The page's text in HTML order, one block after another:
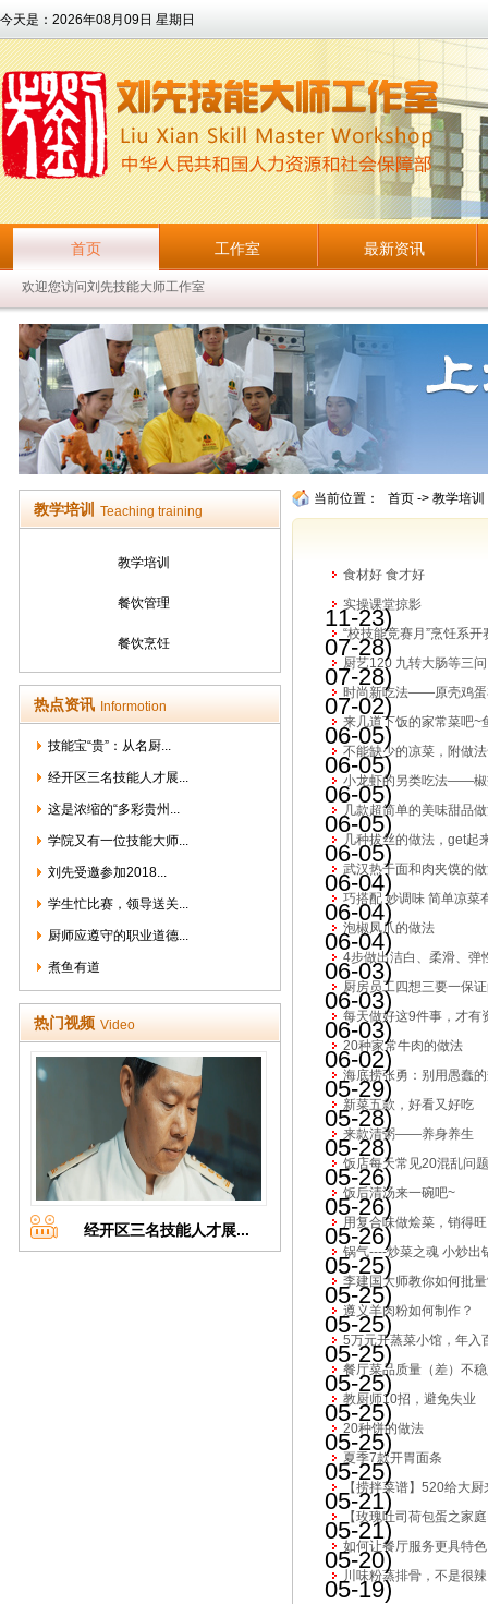
今天是： 2026年08月09日 星期日
首页
欢迎您访问刘先技能大师工作室
工作室 最新资讯
教学培训 Teaching training
教学培训
餐饮管理
餐饮烹饪
热点资讯 Informotion
技能宝“贵”：从名厨...
经开区三名技能人才展...
这是浓缩的“多彩贵州...
学院又有一位技能大师...
刘先受邀参加2018...
学生忙比赛，领导送关...
厨师应遵守的职业道德...
煮鱼有道
热门视频 Video
经开区三名技能人才展...
当前位置： 首页 -> 教学培训
食材好 食才好
11-23)
实操课堂掠影
07-28)
“校技能竞赛月”烹饪系开
07-28)
厨艺120 九转大肠等三问
07-02)
时尚新吃法——原壳鸡蛋
06-05)
来几道下饭的家常菜吧
06-05)
不能缺少的凉菜，附做
06-05)
小龙虾的另类吃法——椒
06-05)
几款超简单的美味甜品
06-05)
几种拔丝的做法，get起
06-04)
武汉热干面和肉夹馍的
06-04)
巧搭配 妙调味 简单凉菜
06-04)
泡椒凤爪的做法
06-03)
4步做出洁白、柔滑、弹
06-03)
厨房员工四想三要一保
06-03)
每天做好这9件事，才有
06-02)
20种家常牛肉的做法
05-29)
海底捞张勇：别用愚蠢
05-28)
新菜五款，好看又好吃
05-28)
来款清粥——养身养生
05-26)
饭店每天常见20混乱问
05-26)
饭后清汤来一碗吧~
05-26)
用复合味做烩菜，销得
05-25)
锅气----炒菜之魂 小炒出
05-25)
李建国大师教你如何批
05-25)
遵义羊肉粉如何制作？
05-25)
5万元开蒸菜小馆，年入
05-25)
餐厅菜品质量（差）不
05-25)
教厨师10招，避免失业
05-25)
20种饼的做法
05-25)
夏季7款开胃面条
05-21)
【捞拌菜谱】520给大
05-21)
【玫瑰吐司荷包蛋之家
05-20)
如何让餐厅服务更具特
05-19)
川味粉蒸排骨，不是很